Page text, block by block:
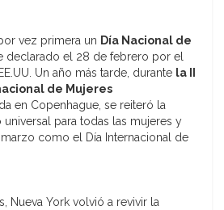
vez primera un Día Nacional de
declarado el 28 de febrero por el
Un año más tarde, durante la II
de Mujeres
en Copenhague, se reiteró la
para todas las mujeres y
como el Día Internacional de
Nueva York volvió a revivir la